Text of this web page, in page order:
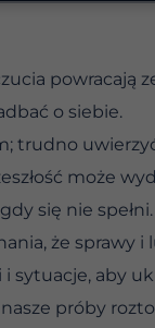
powracają
o siebie.
trudno
może
się nie spełni.
że sprawy i
aby
próby